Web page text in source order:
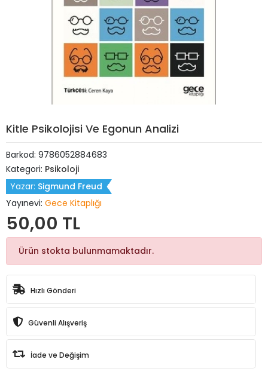
Kitle Psikolojisi Ve Egonun Analizi
Barkod: 9786052884683
Kategori: Psikoloji
Yazar: Sigmund Freud
Yayınevi: Gece Kitaplığı
50,00 TL
Ürün stokta bulunmamaktadır.
Hızlı Gönderi
Güvenli Alışveriş
İade ve Değişim